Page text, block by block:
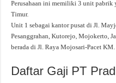
Perusahaan ini memiliki 3 unit pabrik
Timur.
Unit 1 sebagai kantor pusat di Jl.
Pesanggrahan, Kutorejo, Mojokerto,
berada di Jl. Raya Mojosari-Pacet
Daftar Gaji PT